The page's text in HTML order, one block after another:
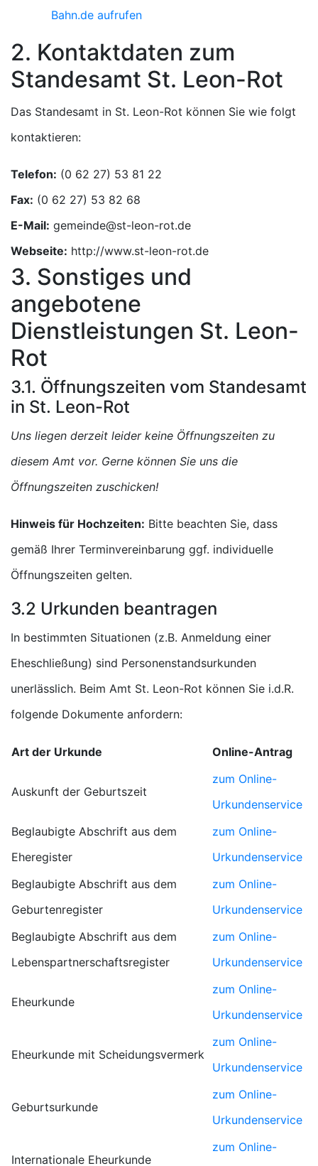
Bahn.de aufrufen
2. Kontaktdaten zum
Standesamt St. Leon-Rot
Das Standesamt in St. Leon-Rot können Sie wie folgt
kontaktieren:
Telefon:
Fax:
E-Mail:
Webseite: http://www.st-leon-rot.de
3. Sonstiges und
angebotene
Dienstleistungen St. Leon-
Rot
3.1. Öffnungszeiten vom Standesamt
in St. Leon-Rot
Uns liegen derzeit leider keine Öffnungszeiten zu
diesem Amt vor. Gerne können Sie uns die
Öffnungszeiten zuschicken!
Hinweis für Hochzeiten: Bitte beachten Sie, dass
gemäß Ihrer Terminvereinbarung ggf. individuelle
Öffnungszeiten gelten.
3.2 Urkunden beantragen
In bestimmten Situationen (z.B. Anmeldung einer
Eheschließung) sind Personenstandsurkunden
unerlässlich. Beim Amt St. Leon-Rot können Sie i.d.R.
folgende Dokumente anfordern:
Art der Urkunde Online-Antrag
Auskunft der Geburtszeit
zum Online-
Urkundenservice
Beglaubigte Abschrift aus dem
Eheregister
zum Online-
Urkundenservice
Beglaubigte Abschrift aus dem
Geburtenregister
zum Online-
Urkundenservice
Beglaubigte Abschrift aus dem
Lebenspartnerschaftsregister
zum Online-
Urkundenservice
Eheurkunde
zum Online-
Urkundenservice
Eheurkunde mit Scheidungsvermerk
zum Online-
Urkundenservice
Geburtsurkunde
zum Online-
Urkundenservice
Internationale Eheurkunde
zum Online-